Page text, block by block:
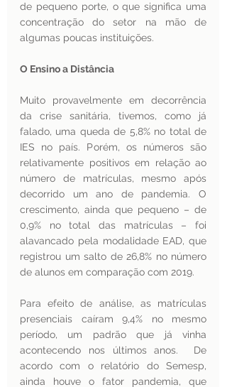
de pequeno porte, o que significa uma
concentração do setor na mão de
algumas poucas instituições.
O Ensino a Distância
Muito provavelmente em decorrência
da crise sanitária, tivemos, como já
falado, uma queda de 5,8% no total de
IES no país. Porém, os números são
relativamente positivos em relação ao
número de matrículas, mesmo após
decorrido um ano de pandemia. O
crescimento, ainda que pequeno – de
0,9% no total das matrículas – foi
alavancado pela modalidade EAD, que
registrou um salto de 26,8% no número
de alunos em comparação com 2019.
Para efeito de análise, as matrículas
presenciais caíram 9,4% no mesmo
período, um padrão que já vinha
acontecendo nos últimos anos.  De
acordo com o relatório do Semesp,
ainda houve o fator pandemia, que